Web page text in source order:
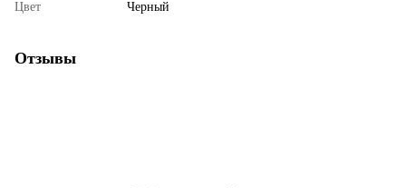
Цвет
Черный
Отзывы